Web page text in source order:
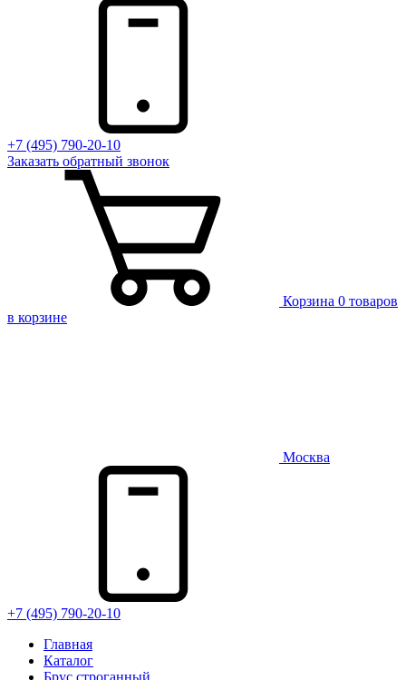
+7 (495) 790-20-10
Заказать обратный звонок
Корзина 0 товаров
в корзине
Москва
+7 (495) 790-20-10
Главная
Каталог
Брус строганный